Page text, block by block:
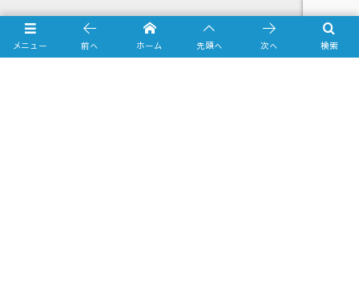
Yahooショッピング店
メニュー 検索
前へ ホーム 先頭へ 次へ